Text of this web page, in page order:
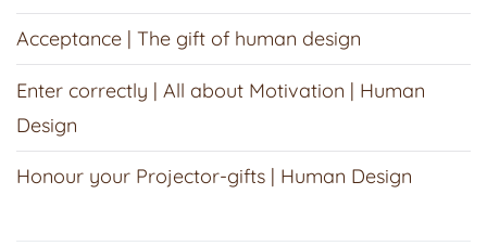
Acceptance | The gift of human design
Enter correctly | All about Motivation | Human
Design
Honour your Projector-gifts | Human Design